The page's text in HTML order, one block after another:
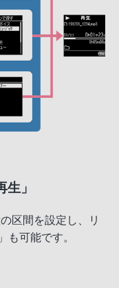
」
区間を設定し、リ
も可能です。